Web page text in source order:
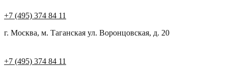
+7 (495) 374 84 11
г. Москва, м. Таганская ул. Воронцовская, д. 20
+7 (495) 374 84 11